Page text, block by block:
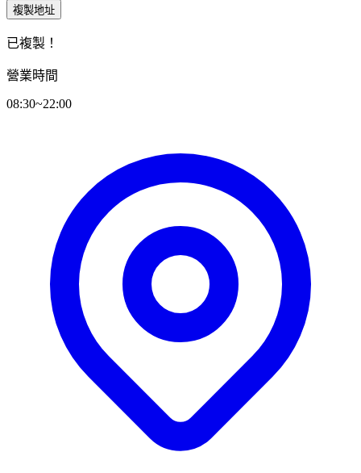
複製地址
已複製！
營業時間
08:30~22:00